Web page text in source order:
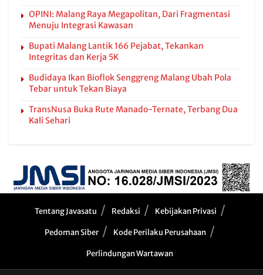
OPINI: Malang Raya Megapolitan, Dari Fragmentasi
Menuju Integrasi Kawasan
Bupati Malang Lantik 166 Pejabat, Tekankan
Integritas dan Kerja 5K
Budidaya Ikan Bioflok Senggreng Malang Ubah Pola
Tebar untuk Tekan Biaya
TransNusa Buka Rute Manado-Ternate, Terbang Dua
Kali Sehari
Tentang Javasatu Redaksi Kebijakan Privasi
Pedoman Siber Kode Perilaku Perusahaan
Perlindungan Wartawan